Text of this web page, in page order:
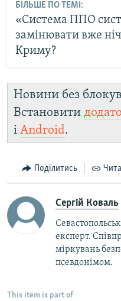
БІЛЬШЕ ПО ТЕМІ:
«Система ППО
замінювати вже
Криму?
Новини без
Встановити
і Android.
Поділитись
Сергій Коваль
експерт.
міркувань
псевдонімом.
This item is part of